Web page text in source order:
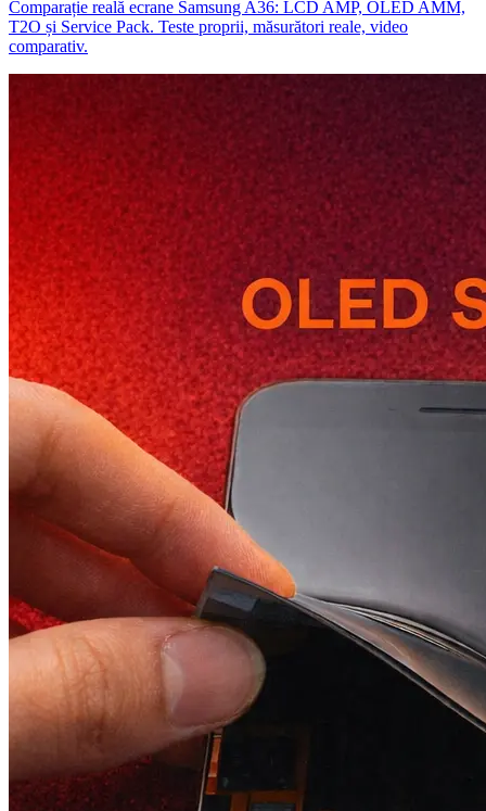
Comparație reală ecrane Samsung A36: LCD AMP, OLED AMM,
T2O și Service Pack. Teste proprii, măsurători reale, video
comparativ.